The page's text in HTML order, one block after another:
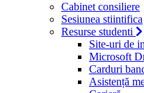
Cabinet consiliere
Sesiunea stiintifica
Resurse studenti
Site-uri de
Microsoft
Carduri
Asistență